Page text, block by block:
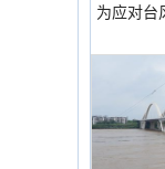
为应对台